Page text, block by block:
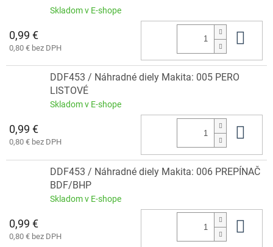
Skladom v E-shope
0,99 €
0,80 € bez DPH
DDF453 / Náhradné diely Makita: 005 PERO
LISTOVÉ
Skladom v E-shope
0,99 €
0,80 € bez DPH
DDF453 / Náhradné diely Makita: 006 PREPÍNAČ
BDF/BHP
Skladom v E-shope
0,99 €
0,80 € bez DPH